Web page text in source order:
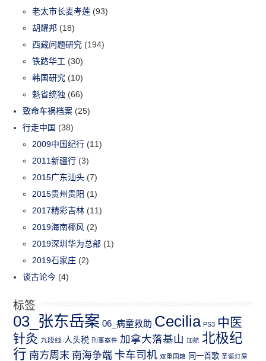
老太市长麦考莲 (93)
胡耀邦 (18)
西藏问题研究 (194)
铁路华工 (30)
韩国研究 (10)
魁省统独 (66)
致命车祸档案 (25)
行走中国 (38)
2009中国纪行 (11)
2011新疆行 (3)
2015广东汕头 (7)
2015贵州贵阳 (1)
2017精彩吉林 (11)
2019海南椰风 (2)
2019深圳华为总部 (1)
2019石家庄 (2)
谈古论今 (4)
标签
03_张东岳案 06_病童救助 Cecilia PS3 中医
针灸 九段线 人头税 刑事案件 加拿大落基山 加航 北极纪
行 南方周末 南海争端 卡车司机 双重国籍 同一首歌 圣诞灯屋